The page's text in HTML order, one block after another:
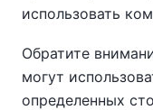
использовать
Обратите
могут
определенных